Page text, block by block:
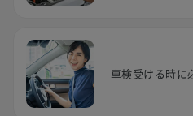
車検受ける時に